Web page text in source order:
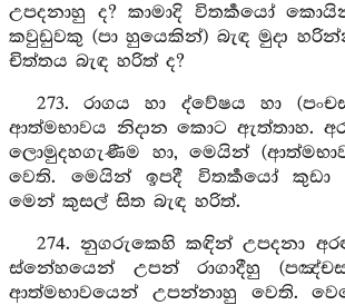
උපදනාහු ද? කාමාදි විතර්‍කයෝ
කවුඩුවකු (පා හුයෙකින්) බැඳ මුදා
චිත්තය බැඳ හරිත් ද?
273. රාගය හා ද්වේෂය හා
ආත්මභාවය නිදාන කොට ඇත්තාහ.
ලොමුදහගැණීම හා, මෙයින්
වෙති. මෙයින් ඉපදී විතර්‍කයෝ
මෙන් කුසල් සිත බැඳ හරිත්.
274. නුගරුකෙහි කඳින් උපදනා
ස්නේහයෙන් උපන් රාගාදීහු
ආත්මභාවයෙන් උපන්නාහු වෙති.